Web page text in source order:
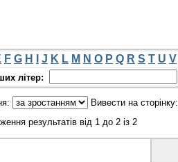
F G H J K L M N O P Q R S T U V
літер:
Вивести на сторінку:
результатів від 1 до 2 із 2